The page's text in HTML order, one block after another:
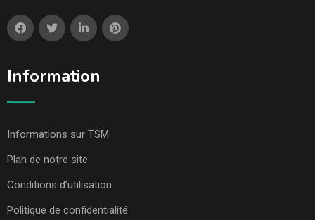
Information
Informations sur TSM
Plan de notre site
Conditions d’utilisation
Politique de confidentialité